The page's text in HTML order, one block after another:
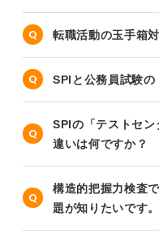
転職活動の玉手箱
SPIと公務員試験の
SPIの「テストセ
違いは何ですか？
構造的把握力検査
題が知りたいです。